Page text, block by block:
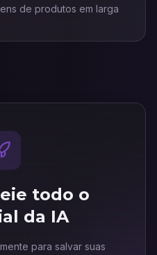
de produtos em larga
todo o
da IA
para salvar suas